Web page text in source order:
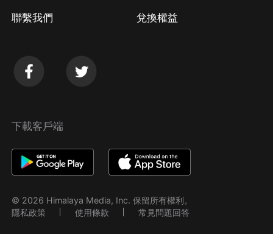
聯繫我們 兌換權益
下載客戶端
© 2026 Himalaya Media, Inc. 保留所有權利。
隱私政策
使用條款 常見問題回答